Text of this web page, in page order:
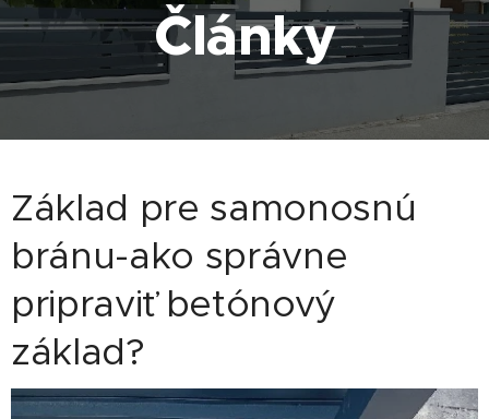
Články
Základ pre samonosnú
bránu-ako správne
pripraviť betónový
základ?